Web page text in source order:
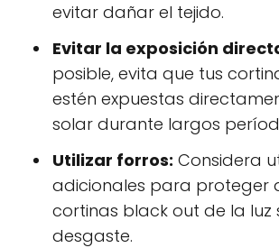
evitar dañar el tejido.
Evitar la exposición
posible, evita que tus
estén expuestas
solar durante largos
Utilizar forros: Considera
adicionales para proteger
cortinas black out de la luz
desgaste.